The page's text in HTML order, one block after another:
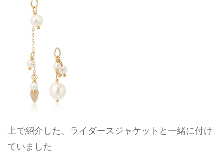
上で紹介した、ライダースジャケットと一緒に付け
ていました